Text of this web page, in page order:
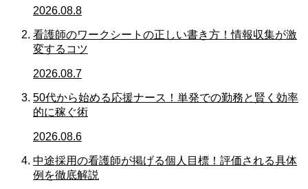
2026.08.8
看護師のワークシートの正しい書き方！情報収集が激
変するコツ
2026.08.7
50代から始める応援ナース！単発での勤務と賢く効率
的に稼ぐ術
2026.08.6
中途採用の看護師が掲げる個人目標！評価される具体
例を徹底解説